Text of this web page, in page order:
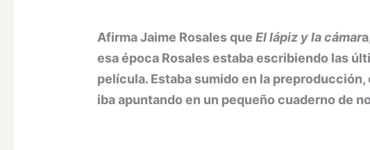
Afirma Jaime Rosales queEl lápiz y la cámar
esa época Rosales estaba escribiendo las
película. Estaba sumido en la
iba apuntando en un pequeño cuaderno de